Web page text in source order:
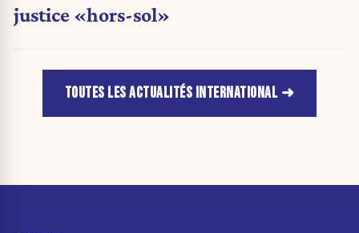
justice «hors-sol»
TOUTES LES ACTUALITÉS INTERNATIONAL